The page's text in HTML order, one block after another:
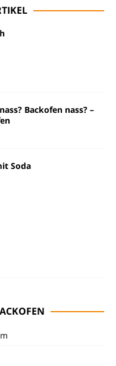
Backofen nass? –
Soda